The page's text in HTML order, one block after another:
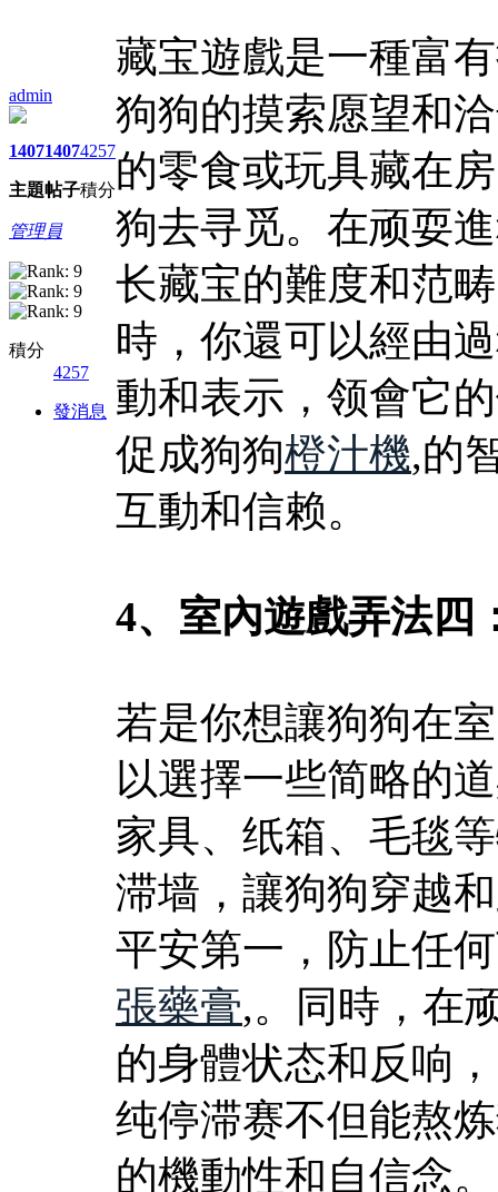
admin
1407
主題
1407
帖子
4257
積分
管理員
積分
4257
發消息
藏宝遊戲是一種富
狗狗的摸索愿望和
的零食或玩具藏在
狗去寻觅。在顽耍
长藏宝的難度和范
時，你還可以經由
動和表示，领會它
促成狗狗橙汁機,的
互動和信赖。
4、室內遊戲弄法四
若是你想讓狗狗在
以選擇一些简略的
家具、纸箱、毛毯
滞墙，讓狗狗穿越
平安第一，防止任
張藥膏,。同時，在
的身體状态和反响
纯停滞赛不但能熬
的機動性和自信念。